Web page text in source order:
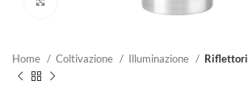
Home Coltivazione Illuminazione Riflettori